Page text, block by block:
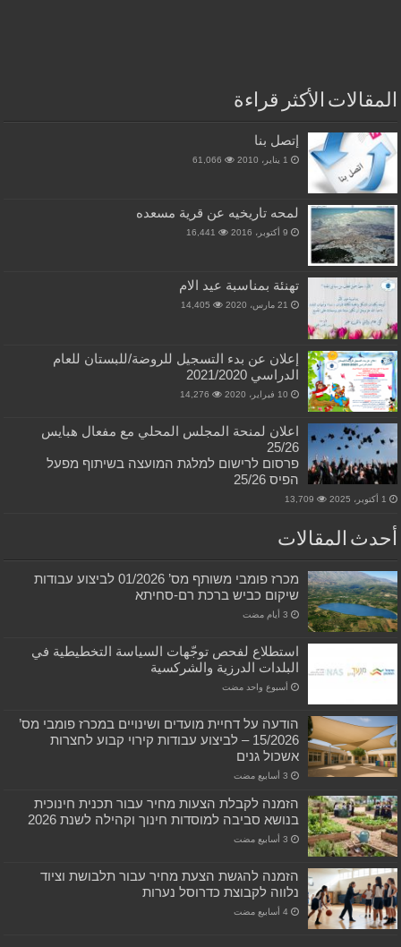
المقالات الأكثر قراءة
إتصل بنا
1 يناير، 2010 61,066
لمحه تاريخيه عن قرية مسعده
9 أكتوبر، 2016 16,441
تهنئة بمناسبة عيد الام
21 مارس، 2020 14,405
إعلان عن بدء التسجيل للروضة/للبستان للعام
الدراسي 2021/2020
10 فبراير، 2020 14,276
اعلان لمنحة المجلس المحلي مع مفعال هبايس
25/26
פרסום לרישום למלגת המועצה בשיתוף מפעל
הפיס 25/26
1 أكتوبر، 2025 13,709
أحدث المقالات
מכרז פומבי משותף מס’ 01/2026 לביצוע עבודות
שיקום כביש ברכת רם-סחיתא
استطلاع لفحص توجّهات السياسة التخطيطية في
البلدات الدرزية والشركسية
‏أسبوع واحد مضت
הודעה על דחיית מועדים ושינויים במכרז פומבי מס’
15/2026 – לביצוע עבודות קירוי קבוע לחצרות
אשכול גנים
הזמנה לקבלת הצעות מחיר עבור תכנית חינוכית
בנושא סביבה למוסדות חינוך וקהילה לשנת 2026
הזמנה להגשת הצעת מחיר עבור תלבושת וציוד
נלווה לקבוצת כדרוסל נערות